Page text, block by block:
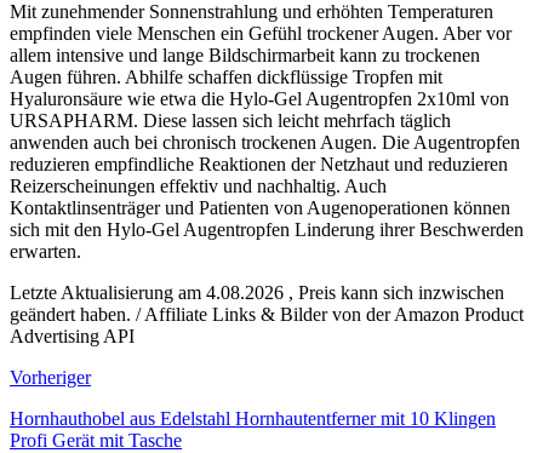
Mit zunehmender Sonnenstrahlung und erhöhten Temperaturen
empfinden viele Menschen ein Gefühl trockener Augen. Aber vor
allem intensive und lange Bildschirmarbeit kann zu trockenen
Augen führen. Abhilfe schaffen dickflüssige Tropfen mit
Hyaluronsäure wie etwa die Hylo-Gel Augentropfen 2x10ml von
URSAPHARM. Diese lassen sich leicht mehrfach täglich
anwenden auch bei chronisch trockenen Augen. Die Augentropfen
reduzieren empfindliche Reaktionen der Netzhaut und reduzieren
Reizerscheinungen effektiv und nachhaltig. Auch
Kontaktlinsenträger und Patienten von Augenoperationen können
sich mit den Hylo-Gel Augentropfen Linderung ihrer Beschwerden
erwarten.
Letzte Aktualisierung am 4.08.2026 , Preis kann sich inzwischen
geändert haben. / Affiliate Links & Bilder von der Amazon Product
Advertising API
Vorheriger
Hornhauthobel aus Edelstahl Hornhautentferner mit 10 Klingen
Profi Gerät mit Tasche